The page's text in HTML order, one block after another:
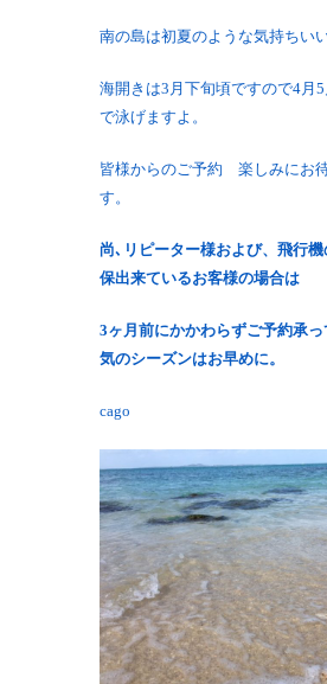
南の島は初夏のような気持ちい
海開きは3月下旬頃ですので4月
で泳げますよ。
皆様からのご予約 楽しみにお
す。
尚､リピーター様および、飛行
保出来ているお客様の場合は
3ヶ月前にかかわらずご予約承
気のシーズンはお早めに。
cago